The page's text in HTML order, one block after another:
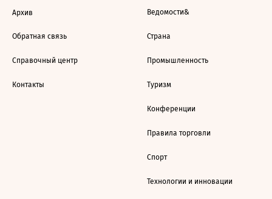
Архив
Обратная связь
Справочный центр
Контакты
Ведомости&
Страна
Промышленность
Туризм
Конференции
Правила торговли
Спорт
Технологии и инновации